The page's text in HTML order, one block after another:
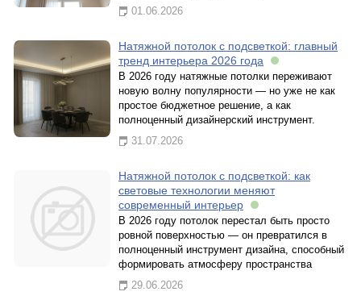
01.06.2026
Натяжной потолок с подсветкой: главный
тренд интерьера 2026 года
В 2026 году натяжные потолки переживают
новую волну популярности — но уже не как
простое бюджетное решение, а как
полноценный дизайнерский инструмент.
31.07.2026
Натяжной потолок с подсветкой: как
световые технологии меняют
современный интерьер
В 2026 году потолок перестал быть просто
ровной поверхностью — он превратился в
полноценный инструмент дизайна, способный
формировать атмосферу пространства
29.06.2026